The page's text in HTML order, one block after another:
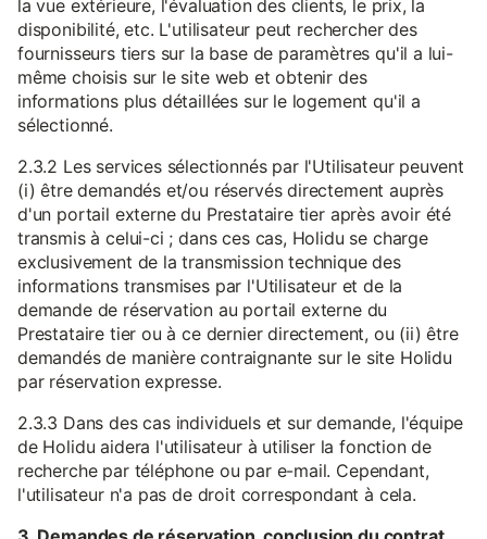
la vue extérieure, l'évaluation des clients, le prix, la
disponibilité, etc. L'utilisateur peut rechercher des
fournisseurs tiers sur la base de paramètres qu'il a lui-
même choisis sur le site web et obtenir des
informations plus détaillées sur le logement qu'il a
sélectionné.
2.3.2 Les services sélectionnés par l'Utilisateur peuvent
(i) être demandés et/ou réservés directement auprès
d'un portail externe du Prestataire tier après avoir été
transmis à celui-ci ; dans ces cas, Holidu se charge
exclusivement de la transmission technique des
informations transmises par l'Utilisateur et de la
demande de réservation au portail externe du
Prestataire tier ou à ce dernier directement, ou (ii) être
demandés de manière contraignante sur le site Holidu
par réservation expresse.
2.3.3 Dans des cas individuels et sur demande, l'équipe
de Holidu aidera l'utilisateur à utiliser la fonction de
recherche par téléphone ou par e-mail. Cependant,
l'utilisateur n'a pas de droit correspondant à cela.